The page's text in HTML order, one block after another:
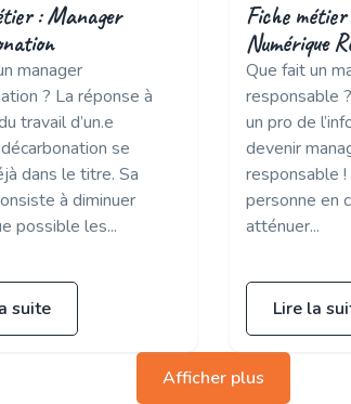
: Manager
manager
? La réponse à
travail d’un.e
se
dans le titre. Sa
à diminuer
possible les...
suite
Fiche
Numérique
Que fait un
responsable
un pro de
devenir
responsable !
personne en
atténuer...
Lire la
Afficher plus